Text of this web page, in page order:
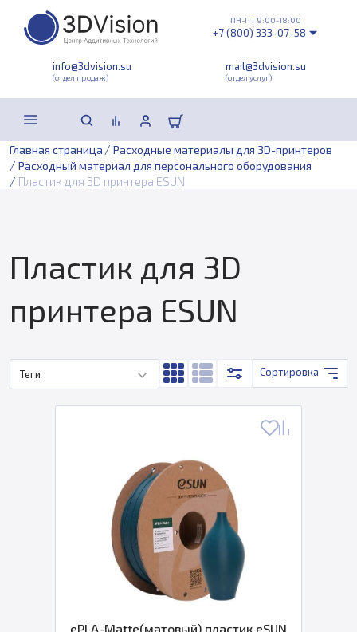
info@3dvision.su
(отдел продаж)
mail@3dvision.su
(отдел услуг)
ПН-ПТ 9:00-18:00
+7 (800) 333-07-58
Главная страница / Расходные материалы для 3D-принтеров
/ Расходный материал для персонального оборудования
/ Пластик для 3D принтера ESUN
Пластик для 3D
принтера ESUN
Теги Сортировка
ePLA-Matte(матовый) пластик eSUN